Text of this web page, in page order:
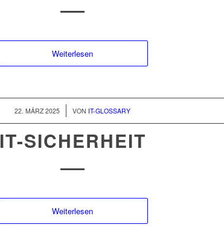
Weiterlesen
22. MÄRZ 2025
/ VON IT-GLOSSARY
IT-SICHERHEIT
Weiterlesen